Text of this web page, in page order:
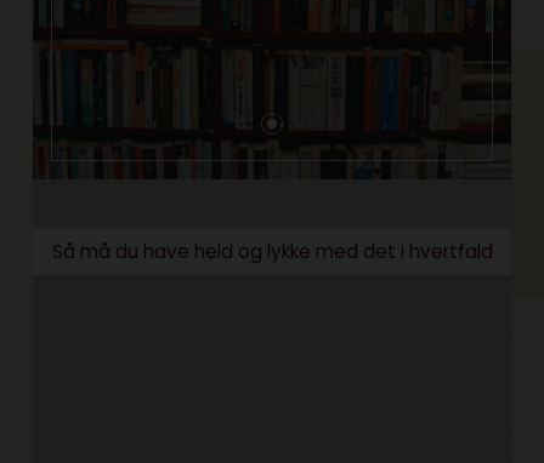
Så må du have held og lykke med det i hvertfald